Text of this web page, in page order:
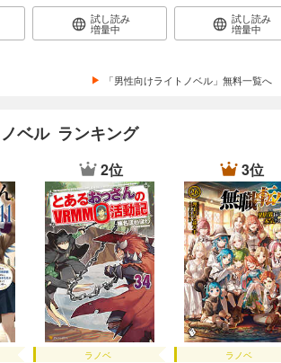
試し読み
増量中
試し読み
増量中
「男性向けライトノベル」無料一覧へ
ベル ランキング
2位
ラノベ
3位
ラノベ